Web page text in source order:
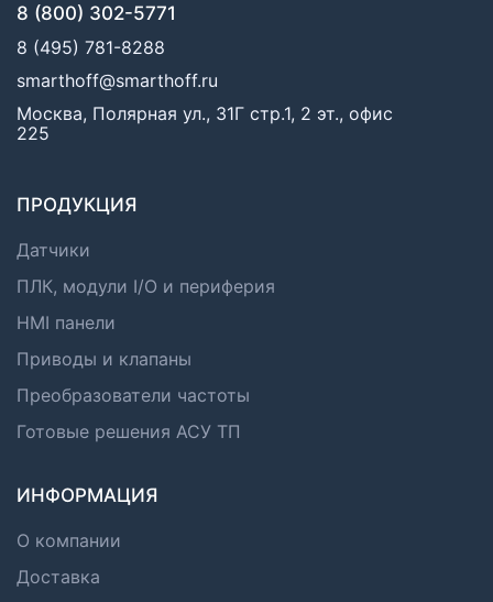
8 (800) 302-5771
8 (495) 781-8288
smarthoff@smarthoff.ru
Москва, Полярная ул., 31Г стр.1, 2 эт., офис
225
ПРОДУКЦИЯ
Датчики
ПЛК, модули I/O и периферия
HMI панели
Приводы и клапаны
Преобразователи частоты
Готовые решения АСУ ТП
ИНФОРМАЦИЯ
О компании
Доставка